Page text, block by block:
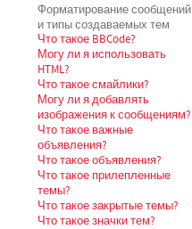
Форматирование сообщений
и типы создаваемых тем
Что такое BBCode?
Могу ли я использовать
HTML?
Что такое смайлики?
Могу ли я добавлять
изображения к сообщениям?
Что такое важные
объявления?
Что такое объявления?
Что такое прилепленные
темы?
Что такое закрытые темы?
Что такое значки тем?